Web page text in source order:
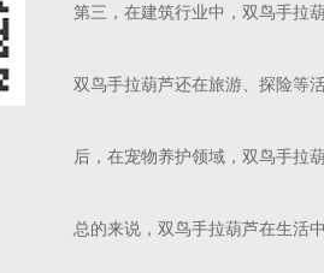
第三，在建筑行业中，双鸟手拉
双鸟手拉葫芦还在旅游、探险等
后，在宠物养护领域，双鸟手拉